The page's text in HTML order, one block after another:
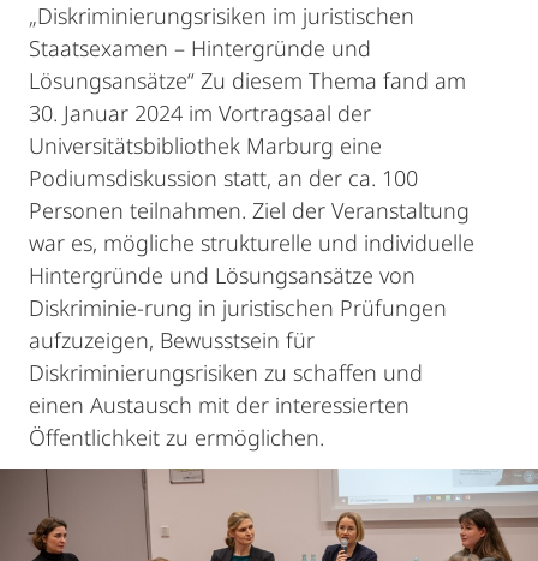
„Diskriminierungsrisiken im juristischen
Staatsexamen – Hintergründe und
Lösungsansätze“ Zu diesem Thema fand am
30. Januar 2024 im Vortragsaal der
Universitätsbibliothek Marburg eine
Podiumsdiskussion statt, an der ca. 100
Personen teilnahmen. Ziel der Veranstaltung
war es, mögliche strukturelle und individuelle
Hintergründe und Lösungsansätze von
Diskriminie-rung in juristischen Prüfungen
aufzuzeigen, Bewusstsein für
Diskriminierungsrisiken zu schaffen und
einen Austausch mit der interessierten
Öffentlichkeit zu ermöglichen.